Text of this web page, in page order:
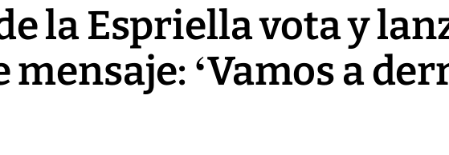
la Espriella vota y
‘Vamos a